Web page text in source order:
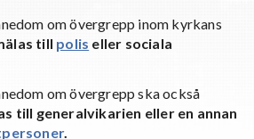
om övergrepp inom kyrkans
till polis eller sociala
om övergrepp ska också
till generalvikarien eller en annan
.